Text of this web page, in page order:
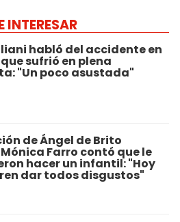
INTERESAR
habló del accidente en
sufrió en plena
"Un poco asustada"
de Ángel de Brito
Farro contó que le
hacer un infantil: "Hoy
dar todos disgustos"